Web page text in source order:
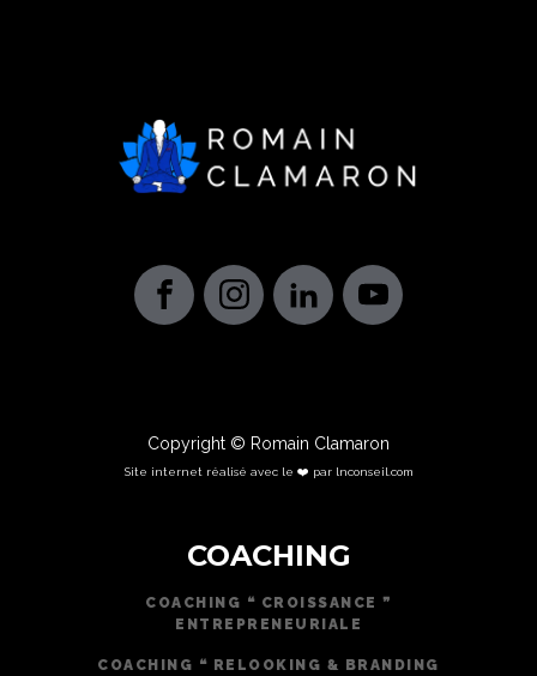
Copyright © Romain Clamaron
Site internet réalisé avec le ❤️ par lnconseil.com
COACHING
COACHING ❝ CROISSANCE ❞
ENTREPRENEURIALE
COACHING ❝ RELOOKING & BRANDING